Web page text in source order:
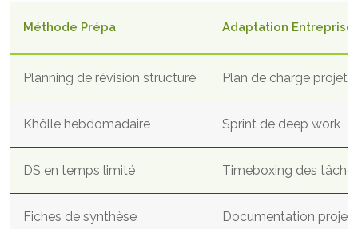
Méthode Prépa Adaptation Entreprise
Planning de révision structuré Plan de charge projet
Khôlle hebdomadaire Sprint de deep work
DS en temps limité Timeboxing des
Fiches de synthèse Documentation projet